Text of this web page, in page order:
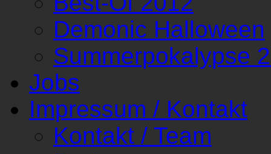
Demonic Halloween
Summerpokalypse
Jobs
Impressum / Kontakt
Kontakt / Team